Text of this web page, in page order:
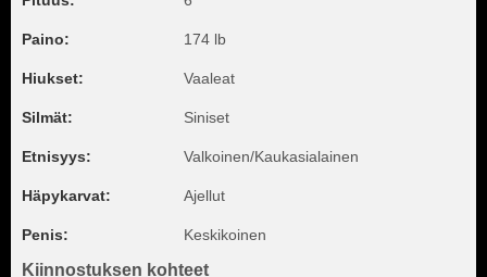
Paino: 174 lb
Hiukset: Vaaleat
Silmät: Siniset
Etnisyys: Valkoinen/Kaukasialainen
Häpykarvat: Ajellut
Penis: Keskikoinen
Kiinnostuksen kohteet